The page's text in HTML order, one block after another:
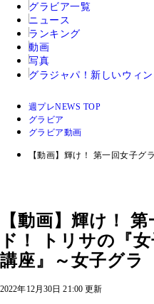
グラビア一覧
ニュース
ランキング
動画
写真
グラジャパ！ 新しいウィン
週プレNEWS TOP
グラビア
グラビア動画
【動画】輝け！ 第一回女子
【動画】輝け！
ド！ トリサの『
講座』～女子グラ
2022年12月30日 21:00 更新